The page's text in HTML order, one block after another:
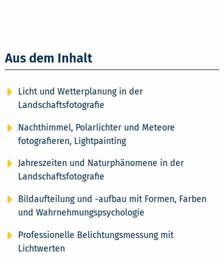
Aus dem Inhalt
Licht und Wetterplanung in der
Landschaftsfotografie
Nachthimmel, Polarlichter und Meteore
fotografieren, Lightpainting
Jahreszeiten und Naturphänomene in der
Landschaftsfotografie
Bildaufteilung und -aufbau mit Formen, Farben
und Wahrnehmungspsychologie
Professionelle Belichtungsmessung mit
Lichtwerten